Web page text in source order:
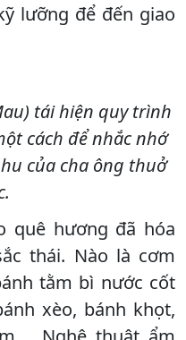
lưỡng để đến giao
tái hiện quy trình
cách để nhắc nhớ
của cha ông thuở
quê hương đã hóa
thái. Nào là cơm
tằm bì nước cốt
xèo, bánh khọt,